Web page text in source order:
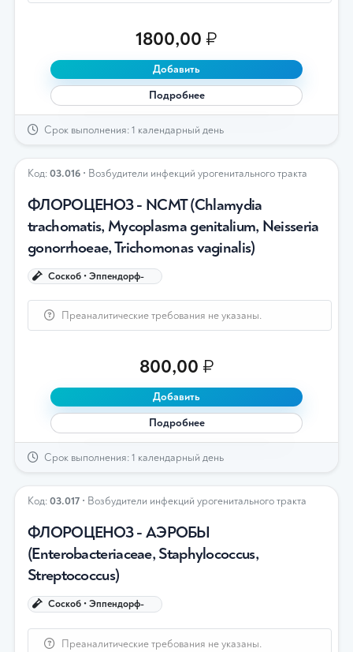
1800,00 ₽
Добавить
Подробнее
Срок выполнения: 1 календарный день
Код:03.016 • Возбудители инфекций урогенитального тракта
ФЛОРОЦЕНОЗ - NCMT (Chlamydia
trachomatis, Mycoplasma genitalium, Neisseria
gonorrhoeae, Trichomonas vaginalis)
Соскоб • Эппендорф-
Преаналитические требования не указаны.
800,00 ₽
Добавить
Подробнее
Срок выполнения: 1 календарный день
Код:03.017 • Возбудители инфекций урогенитального тракта
ФЛОРОЦЕНОЗ - АЭРОБЫ
(Enterobacteriaceae, Staphylococcus,
Streptococcus)
Соскоб • Эппендорф-
Преаналитические требования не указаны.